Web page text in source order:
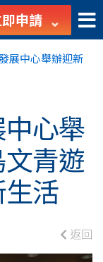
申請
展中心舉辦迎新
心舉
青遊
活
返回